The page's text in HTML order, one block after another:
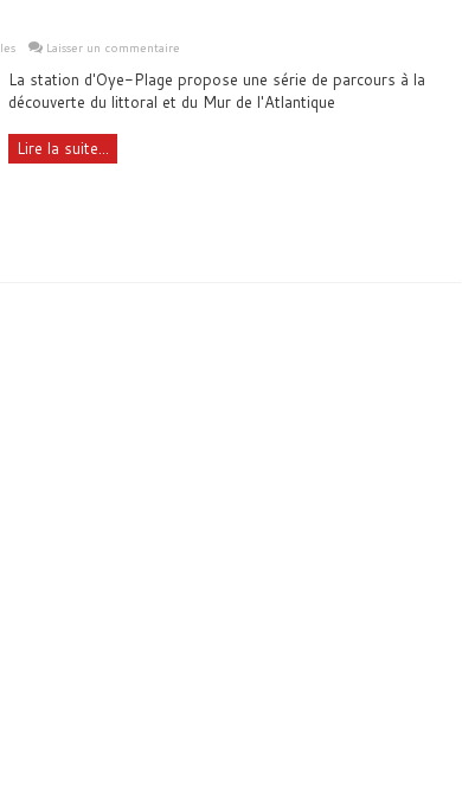
Laisser un commentaire
La station d'Oye-Plage propose une série de parcours à la
découverte du littoral et du Mur de l'Atlantique
Lire la suite...